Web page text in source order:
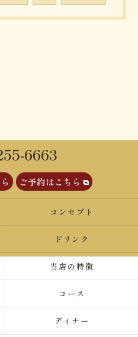
6663
ご予約はこちら
コンセプト
ドリンク
当店の特徴
コース
ディナー